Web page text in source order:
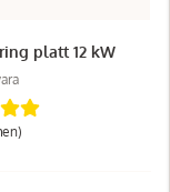
platt 12 kW